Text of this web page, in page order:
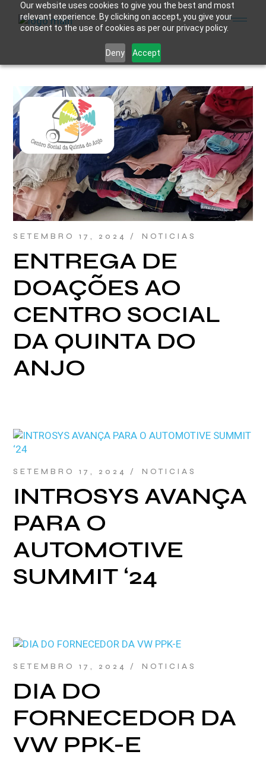
Our website uses cookies to give you the best and most
relevant experience. By clicking on accept, you give your
consent to the use of cookies as per our privacy policy.
Deny Accept
content
SETEMBRO 17, 2024 NOTICIAS
ENTREGA DE
DOAÇÕES AO
CENTRO SOCIAL
DA QUINTA DO
ANJO
SETEMBRO 17, 2024 NOTICIAS
INTROSYS AVANÇA
PARA O
AUTOMOTIVE
SUMMIT ‘24
SETEMBRO 17, 2024 NOTICIAS
DIA DO
FORNECEDOR DA
VW PPK-E